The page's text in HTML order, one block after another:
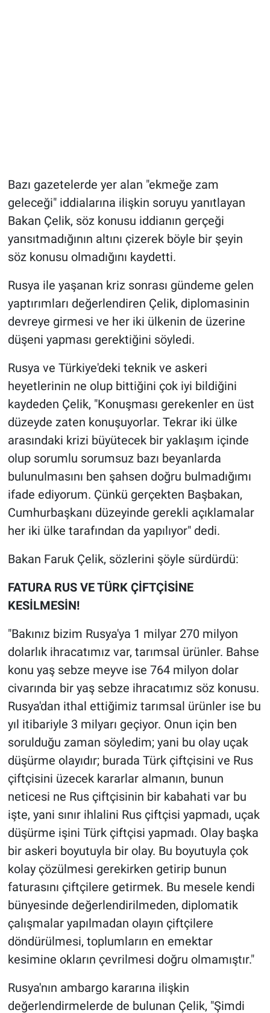
Bazı gazetelerde yer alan "ekmeğe zam
geleceği" iddialarına ilişkin soruyu yanıtlayan
Bakan Çelik, söz konusu iddianın gerçeği
yansıtmadığının altını çizerek böyle bir şeyin
söz konusu olmadığını kaydetti.
Rusya ile yaşanan kriz sonrası gündeme gelen
yaptırımları değerlendiren Çelik, diplomasinin
devreye girmesi ve her iki ülkenin de üzerine
düşeni yapması gerektiğini söyledi.
Rusya ve Türkiye'deki teknik ve askeri
heyetlerinin ne olup bittiğini çok iyi bildiğini
kaydeden Çelik, "Konuşması gerekenler en üst
düzeyde zaten konuşuyorlar. Tekrar iki ülke
arasındaki krizi büyütecek bir yaklaşım içinde
olup sorumlu sorumsuz bazı beyanlarda
bulunulmasını ben şahsen doğru bulmadığımı
ifade ediyorum. Çünkü gerçekten Başbakan,
Cumhurbaşkanı düzeyinde gerekli açıklamalar
her iki ülke tarafından da yapılıyor" dedi.
Bakan Faruk Çelik, sözlerini şöyle sürdürdü:
FATURA RUS VE TÜRK ÇİFTÇİSİNE
KESİLMESİN!
"Bakınız bizim Rusya'ya 1 milyar 270 milyon
dolarlık ihracatımız var, tarımsal ürünler. Bahse
konu yaş sebze meyve ise 764 milyon dolar
civarında bir yaş sebze ihracatımız söz konusu.
Rusya'dan ithal ettiğimiz tarımsal ürünler ise bu
yıl itibariyle 3 milyarı geçiyor. Onun için ben
sorulduğu zaman söyledim; yani bu olay uçak
düşürme olayıdır; burada Türk çiftçisini ve Rus
çiftçisini üzecek kararlar almanın, bunun
neticesi ne Rus çiftçisinin bir kabahati var bu
işte, yani sınır ihlalini Rus çiftçisi yapmadı, uçak
düşürme işini Türk çiftçisi yapmadı. Olay başka
bir askeri boyutuyla bir olay. Bu boyutuyla çok
kolay çözülmesi gerekirken getirip bunun
faturasını çiftçilere getirmek. Bu mesele kendi
bünyesinde değerlendirilmeden, diplomatik
çalışmalar yapılmadan olayın çiftçilere
döndürülmesi, toplumların en emektar
kesimine okların çevrilmesi doğru olmamıştır."
Rusya'nın ambargo kararına ilişkin
değerlendirmelerde de bulunan Çelik, "Şimdi